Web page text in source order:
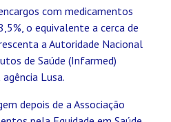
com medicamentos
o equivalente a cerca de
a Autoridade Nacional
de Saúde (Infarmed)
Lusa.
depois de a Associação